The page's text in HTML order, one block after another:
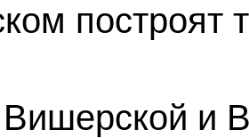
построят
и